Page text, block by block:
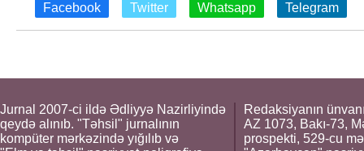
Facebook
Twitter Whatsapp Telegram
Jurnal 2007-ci ildə Ədliyyə Nazirliyində
qeydə alınıb. "Təhsil" jurnalının
kompüter mərkəzində yığılıb və
Redaksiyanın
AZ 1073, Bakı-73,
prospekti, 529-cu